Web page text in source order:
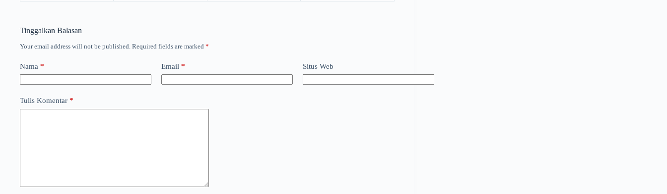
Tinggalkan Balasan
Your email address will not be published. Required fields are marked *
Nama * Email * Situs Web
Tulis Komentar *